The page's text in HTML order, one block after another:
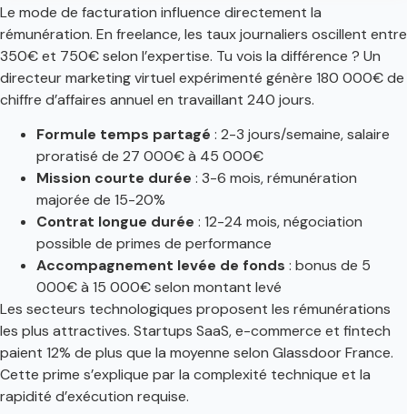
Le mode de facturation influence directement la
rémunération. En freelance, les taux journaliers oscillent entre
350€ et 750€ selon l’expertise. Tu vois la différence ? Un
directeur marketing virtuel expérimenté génère 180 000€ de
chiffre d’affaires annuel en travaillant 240 jours.
Formule temps partagé : 2-3 jours/semaine, salaire
proratisé de 27 000€ à 45 000€
Mission courte durée : 3-6 mois, rémunération
majorée de 15-20%
Contrat longue durée : 12-24 mois, négociation
possible de primes de performance
Accompagnement levée de fonds : bonus de 5
000€ à 15 000€ selon montant levé
Les secteurs technologiques proposent les rémunérations
les plus attractives. Startups SaaS, e-commerce et fintech
paient 12% de plus que la moyenne selon Glassdoor France.
Cette prime s’explique par la complexité technique et la
rapidité d’exécution requise.